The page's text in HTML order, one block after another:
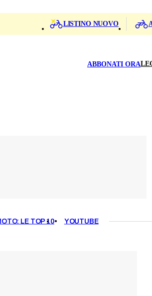
LISTINO NUOVO
ABBONATI ORA
LE TOP 10 YOUTUBE